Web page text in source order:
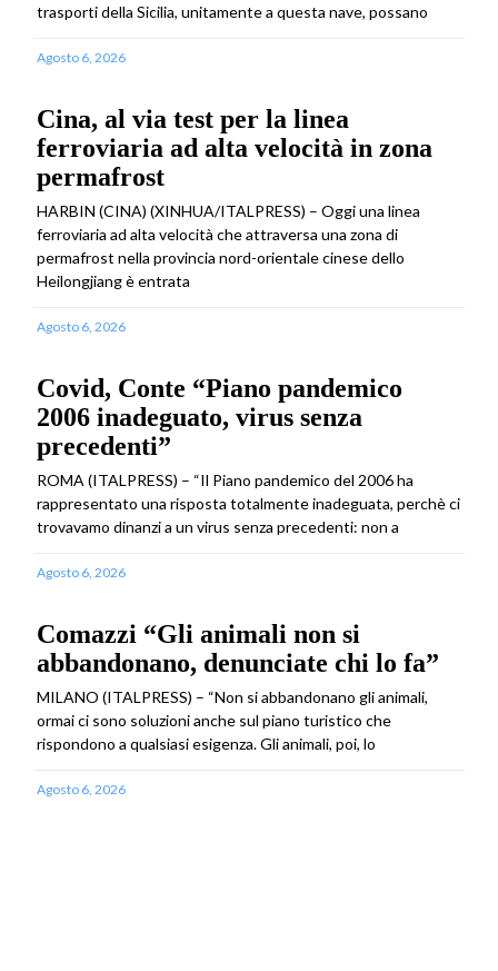
trasporti della Sicilia, unitamente a questa nave, possano
Agosto 6, 2026
Cina, al via test per la linea
ferroviaria ad alta velocità in zona
permafrost
HARBIN (CINA) (XINHUA/ITALPRESS) – Oggi una linea
ferroviaria ad alta velocità che attraversa una zona di
permafrost nella provincia nord-orientale cinese dello
Heilongjiang è entrata
Agosto 6, 2026
Covid, Conte “Piano pandemico
2006 inadeguato, virus senza
precedenti”
ROMA (ITALPRESS) – “Il Piano pandemico del 2006 ha
rappresentato una risposta totalmente inadeguata, perchè ci
trovavamo dinanzi a un virus senza precedenti: non a
Agosto 6, 2026
Comazzi “Gli animali non si
abbandonano, denunciate chi lo fa”
MILANO (ITALPRESS) – “Non si abbandonano gli animali,
ormai ci sono soluzioni anche sul piano turistico che
rispondono a qualsiasi esigenza. Gli animali, poi, lo
Agosto 6, 2026